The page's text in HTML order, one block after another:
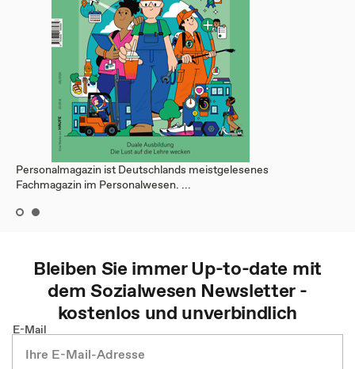
Personalmagazin ist Deutschlands meistgelesenes
Fachmagazin im Personalwesen. ...
Bleiben Sie immer Up-to-date mit
demSozialwesen Newsletter -
kostenlos und unverbindlich
E-Mail